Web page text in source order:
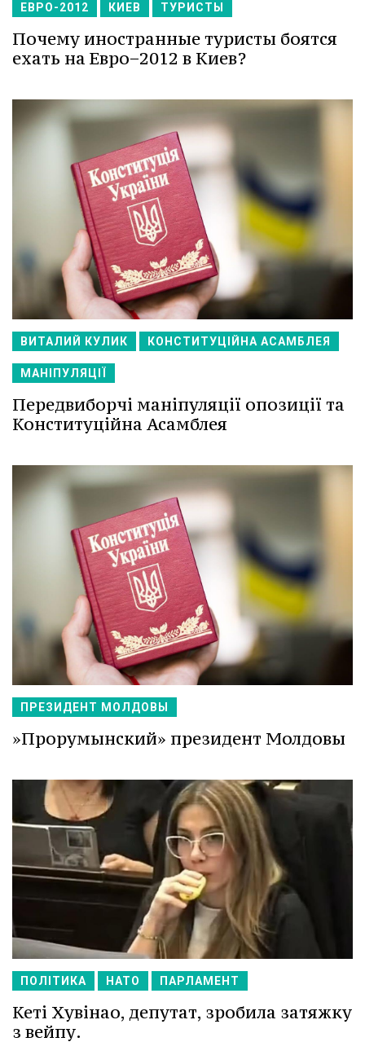
ЕВРО-2012 КИЕВ ТУРИСТЫ
Почему иностранные туристы боятся
ехать на Евро−2012 в Киев?
ВИТАЛИЙ КУЛИК КОНСТИТУЦІЙНА АСАМБЛЕЯ
МАНІПУЛЯЦІЇ
Передвиборчі маніпуляції опозиції та
Конституційна Асамблея
ПРЕЗИДЕНТ МОЛДОВЫ
»Прорумынский» президент Молдовы
ПОЛІТИКА НАТО ПАРЛАМЕНТ
Кеті Хувінао, депутат, зробила затяжку
з вейпу.